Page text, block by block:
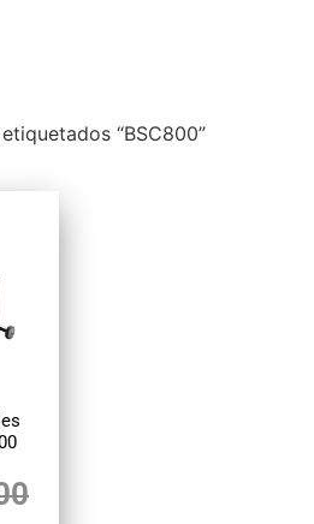
“BSC800”